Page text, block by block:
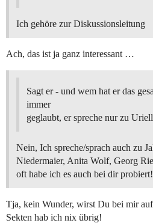
Ich gehöre zur Diskussionsleitung
Ach, das ist ja ganz interessant …
Sagt er - und wem hat er das
immer
geglaubt, er spreche nur zu
Nein, Ich spreche/sprach auch zu
Niedermaier, Anita Wolf, Georg
oft habe ich es auch bei dir probiert!
Tja, kein Wunder, wirst Du bei mir
Sekten hab ich nix übrig!